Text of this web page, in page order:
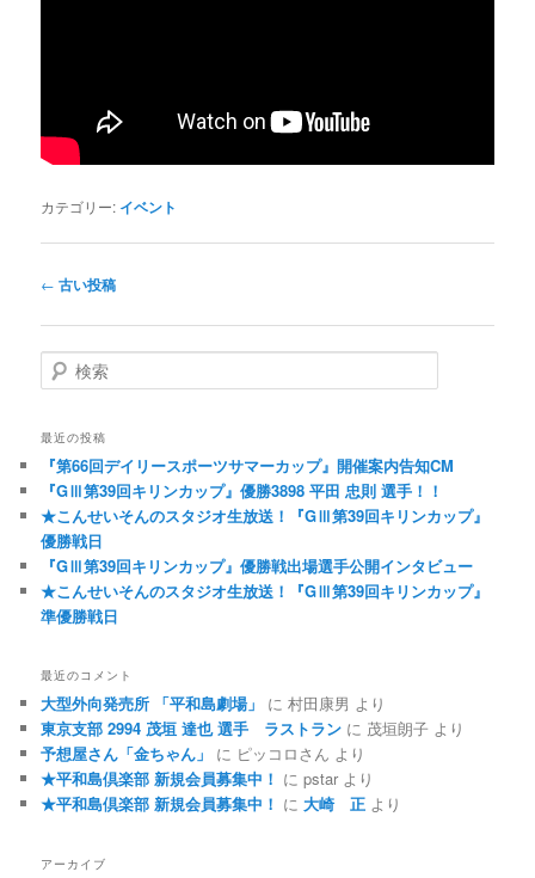
カテゴリー: イベント
投稿ナビゲーション
← 古い投稿
検索
最近の投稿
『第66回デイリースポーツサマーカップ』開催案内告知CM
『GⅢ第39回キリンカップ』優勝3898 平田 忠則 選手！！
★こんせいそんのスタジオ生放送！『GⅢ第39回キリンカップ』
優勝戦日
『GⅢ第39回キリンカップ』優勝戦出場選手公開インタビュー
★こんせいそんのスタジオ生放送！『GⅢ第39回キリンカップ』
準優勝戦日
最近のコメント
大型外向発売所 「平和島劇場」 に村田康男 より
東京支部 2994 茂垣 達也 選手 ラストラン に 茂垣朗子 より
予想屋さん「金ちゃん」
に ピッコロさん より
★平和島倶楽部 新規会員募集中！ にpstar より
★平和島倶楽部 新規会員募集中！ に大崎 正 より
アーカイブ